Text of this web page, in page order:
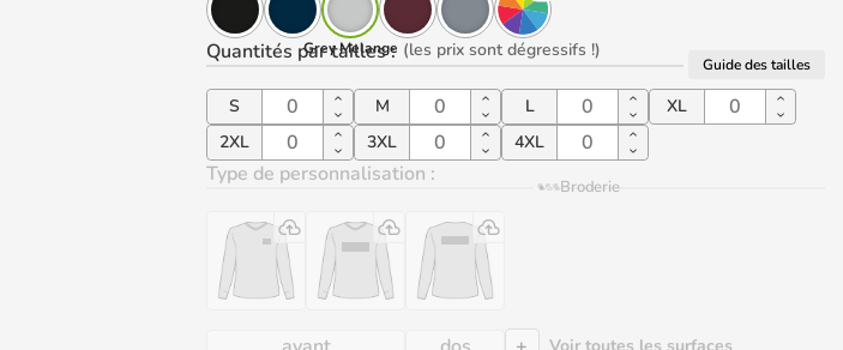
Grey Melange
Quantités par tailles: (les prix sont dégressifs !)
Guide des tailles
S M L
XL
2XL
3XL 4XL
Type de personnalisation : Broderie
Voir toutes les surfaces